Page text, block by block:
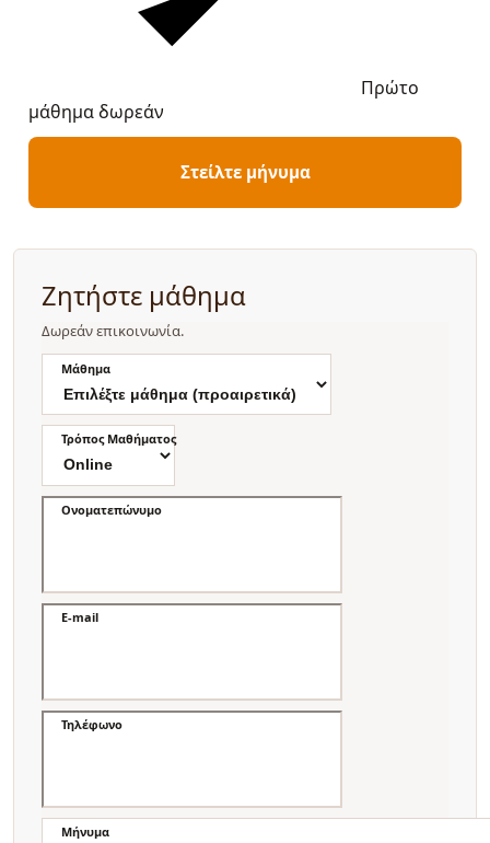
Πρώτο
μάθημα δωρεάν
Στείλτε μήνυμα
Ζητήστε μάθημα
Δωρεάν επικοινωνία.
Μάθημα
Τρόπος Μαθήματος
Ονοματεπώνυμο
E-mail
Τηλέφωνο
Μήνυμα